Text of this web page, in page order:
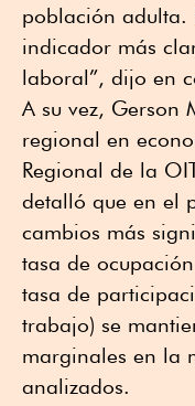
población adulta.
indicador más
laboral”, dijo en
A su vez, Gerson
regional en
Regional de la
detalló que en el
cambios más
tasa de
tasa de
trabajo) se
marginales en la
analizados.